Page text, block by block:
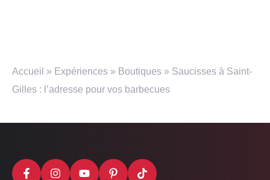
Accueil » Expériences » Boutiques » Saucisses à Saint-
Gilles : l’adresse pour vos barbecues